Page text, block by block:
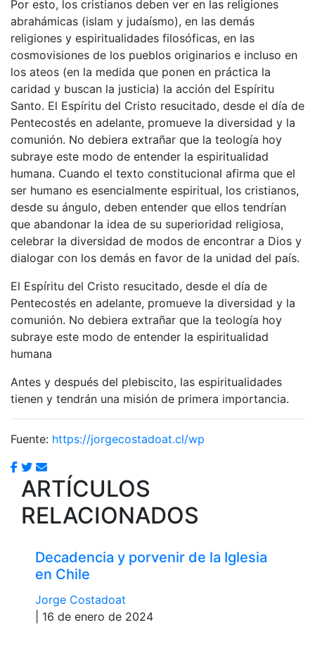
Por esto, los cristianos deben ver en las religiones
abrahámicas (islam y judaísmo), en las demás
religiones y espiritualidades filosóficas, en las
cosmovisiones de los pueblos originarios e incluso en
los ateos (en la medida que ponen en práctica la
caridad y buscan la justicia) la acción del Espíritu
Santo. El Espíritu del Cristo resucitado, desde el día de
Pentecostés en adelante, promueve la diversidad y la
comunión. No debiera extrañar que la teología hoy
subraye este modo de entender la espiritualidad
humana. Cuando el texto constitucional afirma que el
ser humano es esencialmente espiritual, los cristianos,
desde su ángulo, deben entender que ellos tendrían
que abandonar la idea de su superioridad religiosa,
celebrar la diversidad de modos de encontrar a Dios y
dialogar con los demás en favor de la unidad del país.
El Espíritu del Cristo resucitado, desde el día de
Pentecostés en adelante, promueve la diversidad y la
comunión. No debiera extrañar que la teología hoy
subraye este modo de entender la espiritualidad
humana
Antes y después del plebiscito, las espiritualidades
tienen y tendrán una misión de primera importancia.
Fuente: https://jorgecostadoat.cl/wp
ARTÍCULOS
RELACIONADOS
Decadencia y porvenir de la Iglesia
en Chile
Jorge Costadoat
| 16 de enero de 2024